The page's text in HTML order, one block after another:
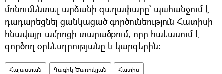
մոնումենտալ արձանի գաղափարը` պահանջում է
դադարեցնել ցանկացած գործունեություն Հատիսի
հնավայր-ամրոցի տարածքում, որը հակասում է
գործող օրենսդրությանը և կարգերին։
Հայաստան Գագիկ Ծառուկյան Հատիս